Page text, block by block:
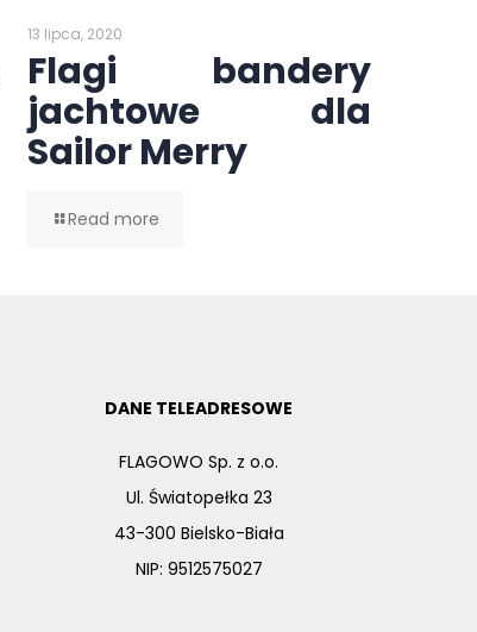
13 lipca, 2020
Flagi bandery
jachtowe dla
Sailor Merry
Read more
DANE TELEADRESOWE
FLAGOWO Sp. z o.o.
Ul. Światopełka 23
43-300 Bielsko-Biała
NIP: 9512575027